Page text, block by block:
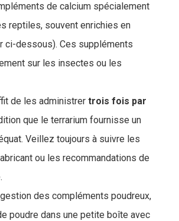
de calcium spécialement
reptiles, souvent enrichies en
ci-dessous). Ces suppléments
sur les insectes ou les
de les administrer trois fois par
que le terrarium fournisse un
Veillez toujours à suivre les
ou les recommandations de
des compléments poudreux,
poudre dans une petite boîte avec